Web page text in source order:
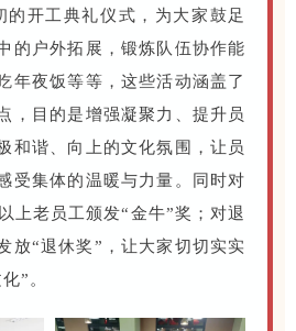
的开工典礼仪式，为大家鼓足
的户外拓展，锻炼队伍协作能
年夜饭等等，这些活动涵盖了
，目的是增强凝聚力、提升员
和谐、向上的文化氛围，让员
受集体的温暖与力量。同时对
上老员工颁发“金牛”奖；对退
放“退休奖”，让大家切切实实
”。